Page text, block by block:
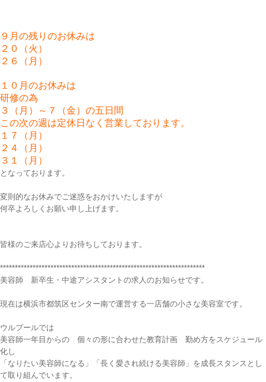
９月の残りのお休みは
２０（火）
２６（月）
１０月のお休みは
研修の為
３（月）～７（金）の五日間
この次の週は定休日なく営業しております。
１７（月）
２４（月）
３１（月）
となっております。
変則的なお休みでご迷惑をおかけいたしますが
何卒よろしくお願い申し上げます。
皆様のご来店心よりお待ちしております。
*********************************************************************
美容師 新卒生・中途アシスタントの求人のお知らせです。
現在は横浜市都筑区センター南で運営する一店舗の小さな美容室です。
ウルプールでは
美容師一年目からの 個々の形に合わせた教育計画 勤め方をスケジュール
化し
「なりたい美容師になる」「長く愛され続ける美容師」を成長スタンスとし
て取り組んでいます。